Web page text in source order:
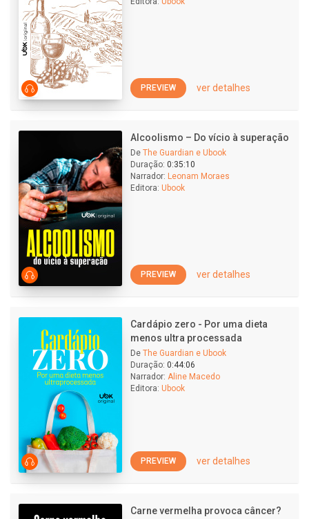
PREVIEW ver detalhes
Alcoolismo – Do vício à superação
De The Guardian e Ubook
Duração: 0:35:10
Narrador: Leonam Moraes
Editora: Ubook
PREVIEW ver detalhes
Cardápio zero - Por uma dieta
menos ultra processada
De The Guardian e Ubook
Duração: 0:44:06
Narrador: Aline Macedo
Editora: Ubook
PREVIEW ver detalhes
Carne vermelha provoca câncer?